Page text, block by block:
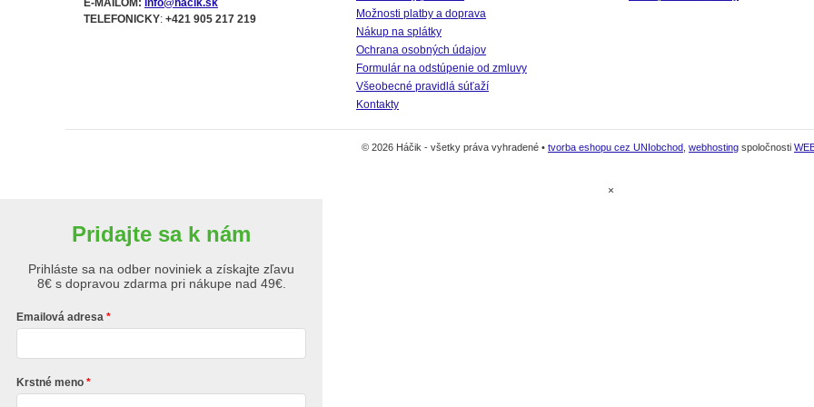
E-MAILOM: info@hacik.sk
TELEFONICKY: +421 905 217 219
Možnosti platby a doprava
Nákup na splátky
Ochrana osobných údajov
Formulár na odstúpenie od zmluvy
Všeobecné pravidlá súťaží
Kontakty
© 2026 Háčik - všetky práva vyhradené • tvorba eshopu cez UNIobchod webhosting spoločnosti
×
Pridajte sa k nám
Prihláste sa na odber noviniek a získajte zľavu
8€ s dopravou zdarma pri nákupe nad 49€.
Emailová adresa
Krstné meno